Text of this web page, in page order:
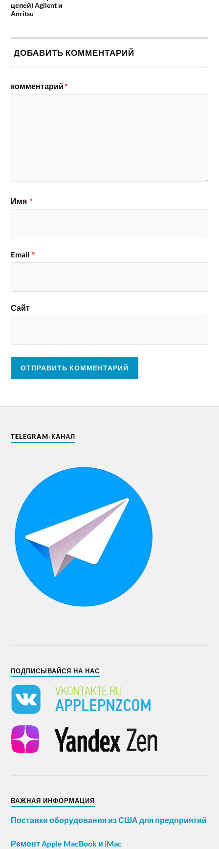
цепей) Agilent и
Anritsu
ДОБАВИТЬ КОММЕНТАРИЙ
комментарий*
Имя *
Email *
Сайт
TELEGRAM-КАНАЛ
ПОДПИСЫВАЙСЯ НА НАС
ВАЖНАЯ ИНФОРМАЦИЯ
Поставки оборудования из США для предприятий
Ремонт Apple MacBook и iMac